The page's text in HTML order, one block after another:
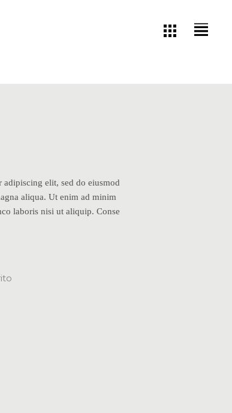
elit, sed do eiusmod
aliqua. Ut enim ad minim
laboris nisi ut aliquip. Conse